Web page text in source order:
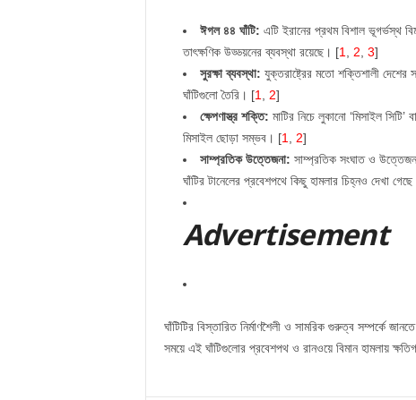
ঈগল ৪৪ ঘাঁটি: এটি ইরানের প্রথম বিশাল ভূগর্ভস্থ
তাৎক্ষণিক উড্ডয়নের ব্যবস্থা রয়েছে। [1 2 3]
সুরক্ষা ব্যবস্থা: যুক্তরাষ্ট্রের মতো শক্তিশালী
ঘাঁটিগুলো তৈরি। [1 2]
ক্ষেপণাস্ত্র শক্তি: মাটির নিচে লুকানো ‘মিসাইল
মিসাইল ছোড়া সম্ভব। [1 2]
সাম্প্রতিক উত্তেজনা: সাম্প্রতিক সংঘাত ও
ঘাঁটির টানেলের প্রবেশপথে কিছু হামলার চিহ্নও দেখা
Advertisement
ঘাঁটিটির বিস্তারিত নির্মাণশৈলী ও সামরিক গুরুত্ব সম্পর্কে
সময়ে এই ঘাঁটিগুলোর প্রবেশপথ ও রানওয়ে বিমান হামলায়